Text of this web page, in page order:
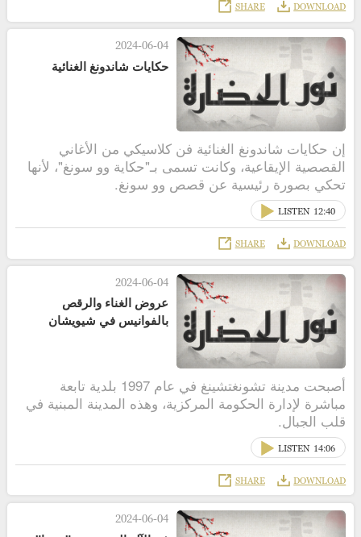
DOWNLOAD
SHARE
2024-06-04
حكايات شاندونغ الغنائية
إن حكايات شاندونغ الغنائية فن كلاسيكي من الأغاني
القصصية الإيقاعية، وكانت تسمى بـ"حكاية وو سونغ"، لأنها
تحكي بصورة رئيسية عن قصص وو سونغ.
LISTEN 12:40
DOWNLOAD
SHARE
2024-06-04
عروض الغناء والرقص
بالفوانيس في شيويشان
أصبحت مدينة تشونغتشينغ في عام 1997 بلدية تابعة
مباشرة لإدارة الحكومة المركزية، وهذه المدينة المبنية في
قلب الجبال.
LISTEN 14:06
DOWNLOAD
SHARE
2024-06-04